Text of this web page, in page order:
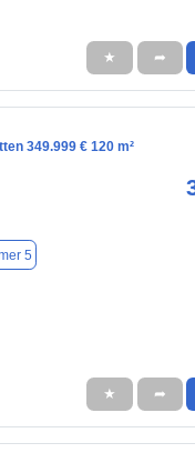
★ ➦
349.999 € 120 m²
5
★ ➦